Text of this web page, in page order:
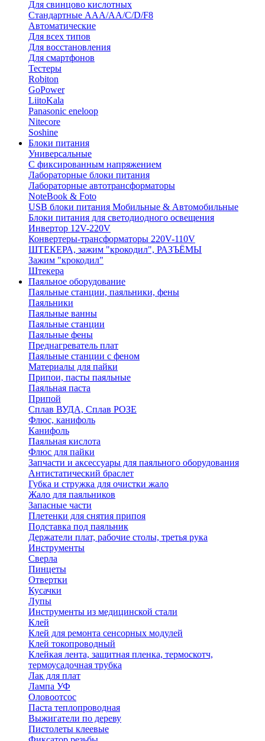
Для свинцово кислотных
Стандартные ААА/АА/С/D/F8
Автоматические
Для всех типов
Для восстановления
Для смартфонов
Тестеры
Robiton
GoPower
LiitoKala
Panasonic eneloop
Nitecore
Soshine
Блоки питания
Универсальные
C фиксированным напряжением
Лабораторные блоки питания
Лабораторные автотрансформаторы
NoteBook & Foto
USB блоки питания Мобильные & Автомобильные
Блоки питания для светодиодного освещения
Инвертор 12V-220V
Конвертеры-трансформаторы 220V-110V
ШТЕКЕРА, зажим "крокодил", РАЗЪЁМЫ
Зажим "крокодил"
Штекера
Паяльное оборудование
Паяльные станции, паяльники, фены
Паяльники
Паяльные ванны
Паяльные станции
Паяльные фены
Преднагреватель плат
Паяльные станции с феном
Материалы для пайки
Припои, пасты паяльные
Паяльная паста
Припой
Сплав ВУДА, Сплав РОЗЕ
Флюс, канифоль
Канифоль
Паяльная кислота
Флюс для пайки
Запчасти и аксессуары для паяльного оборудования
Антистатический браслет
Губка и стружка для очистки жало
Жало для паяльников
Запасные части
Плетенки для снятия припоя
Подставка под паяльник
Держатели плат, рабочие столы, третья рука
Инструменты
Сверла
Пинцеты
Отвертки
Кусачки
Лупы
Инструменты из медицинской стали
Клей
Клей для ремонта сенсорных модулей
Клей токопроводный
Клейкая лента, защитная пленка, термоскотч,
термоусадочная трубка
Лак для плат
Лампа УФ
Оловоотсос
Паста теплопроводная
Выжигатели по дереву
Пистолеты клеевые